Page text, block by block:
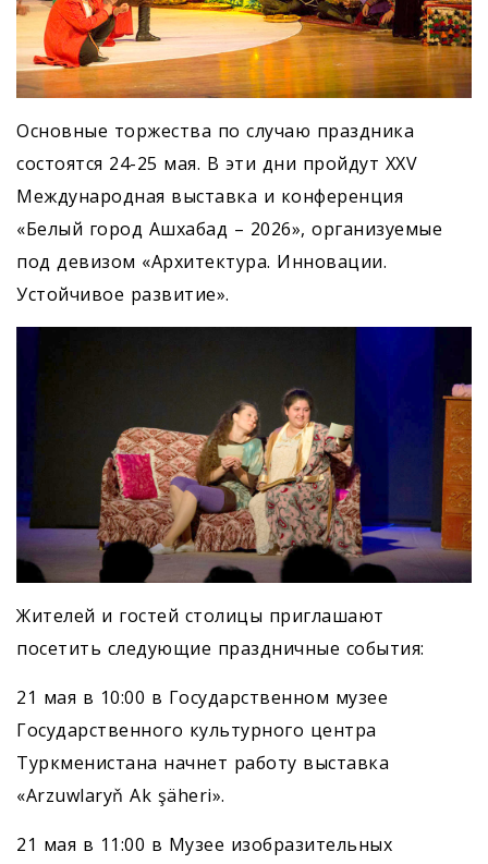
Основные торжества по случаю праздника
состоятся 24-25 мая. В эти дни пройдут XXV
Международная выставка и конференция
«Белый город Ашхабад – 2026», организуемые
под девизом «Архитектура. Инновации.
Устойчивое развитие».
Жителей и гостей столицы приглашают
посетить следующие праздничные события:
21 мая в 10:00 в Государственном музее
Государственного культурного центра
Туркменистана начнет работу выставка
«Arzuwlaryň Ak şäheri».
21 мая в 11:00 в Музее изобразительных